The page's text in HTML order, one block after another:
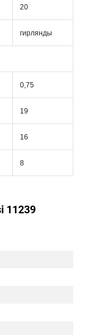
20
гирлянды
0,75
19
16
8
11239